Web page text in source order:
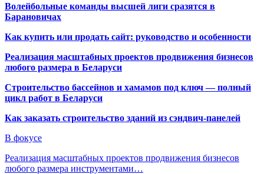
Волейбольные команды высшей лиги сразятся в
Барановичах
Как купить или продать сайт: руководство и особенности
Реализация масштабных проектов продвижения бизнесов
любого размера в Беларуси
Строительство бассейнов и хамамов под ключ — полный
цикл работ в Беларуси
Как заказать строительство зданий из сэндвич-панелей
В фокусе
Реализация масштабных проектов продвижения бизнесов
любого размера инструментами…